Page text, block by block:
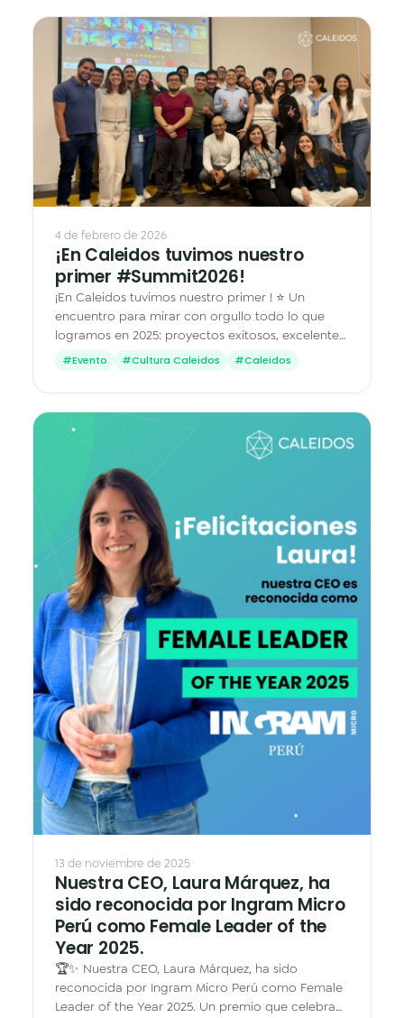
4 de febrero de 2026
¡En Caleidos tuvimos nuestro
primer #Summit2026!
¡En Caleidos tuvimos nuestro primer ! ⭐ Un
encuentro para mirar con orgullo todo lo que
logramos en 2025: proyectos exitosos, excelentes
calificaciones de nuestros clientes y resultados
que reflejan…
#Evento #Cultura Caleidos #Caleidos
13 de noviembre de 2025
Nuestra CEO, Laura Márquez, ha
sido reconocida por Ingram Micro
Perú como Female Leader of the
Year 2025.
🏆✨ Nuestra CEO, Laura Márquez, ha sido
reconocida por Ingram Micro Perú como Female
Leader of the Year 2025. Un premio que celebra